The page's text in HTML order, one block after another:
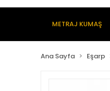
METRAJ KUMAŞ
Ana Sayfa Eşarp